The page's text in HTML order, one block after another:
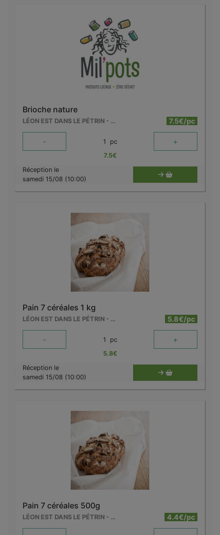
Brioche nature
LÉON EST DANS LE PÉTRIN - MOUSCRON 7.5€/pc
- 1 pc +
7.5€
Réception le
samedi 15/08 (10:00)
Pain 7 céréales 1 kg
LÉON EST DANS LE PÉTRIN - MOUSCRON 5.8€/pc
- 1 pc +
5.8€
Réception le
samedi 15/08 (10:00)
Pain 7 céréales 500g
LÉON EST DANS LE PÉTRIN - MOUSCRON 4.4€/pc